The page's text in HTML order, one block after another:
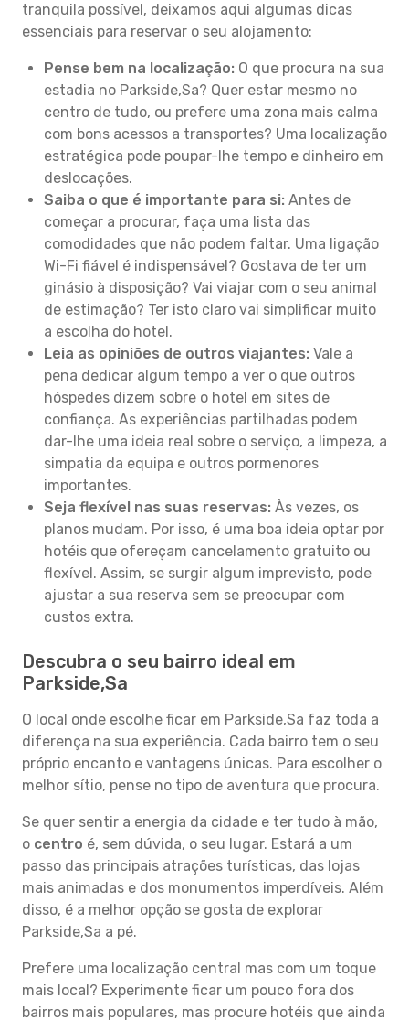
tranquila possível, deixamos aqui algumas dicas
essenciais para reservar o seu alojamento:
Pense bem na localização: O que procura na sua
estadia no Parkside,Sa? Quer estar mesmo no
centro de tudo, ou prefere uma zona mais calma
com bons acessos a transportes? Uma localização
estratégica pode poupar-lhe tempo e dinheiro em
deslocações.
Saiba o que é importante para si: Antes de
começar a procurar, faça uma lista das
comodidades que não podem faltar. Uma ligação
Wi-Fi fiável é indispensável? Gostava de ter um
ginásio à disposição? Vai viajar com o seu animal
de estimação? Ter isto claro vai simplificar muito
a escolha do hotel.
Leia as opiniões de outros viajantes: Vale a
pena dedicar algum tempo a ver o que outros
hóspedes dizem sobre o hotel em sites de
confiança. As experiências partilhadas podem
dar-lhe uma ideia real sobre o serviço, a limpeza, a
simpatia da equipa e outros pormenores
importantes.
Seja flexível nas suas reservas: Às vezes, os
planos mudam. Por isso, é uma boa ideia optar por
hotéis que ofereçam cancelamento gratuito ou
flexível. Assim, se surgir algum imprevisto, pode
ajustar a sua reserva sem se preocupar com
custos extra.
Descubra o seu bairro ideal em
Parkside,Sa
O local onde escolhe ficar em Parkside,Sa faz toda a
diferença na sua experiência. Cada bairro tem o seu
próprio encanto e vantagens únicas. Para escolher o
melhor sítio, pense no tipo de aventura que procura.
Se quer sentir a energia da cidade e ter tudo à mão,
o centro é, sem dúvida, o seu lugar. Estará a um
passo das principais atrações turísticas, das lojas
mais animadas e dos monumentos imperdíveis. Além
disso, é a melhor opção se gosta de explorar
Parkside,Sa a pé.
Prefere uma localização central mas com um toque
mais local? Experimente ficar um pouco fora dos
bairros mais populares, mas procure hotéis que ainda